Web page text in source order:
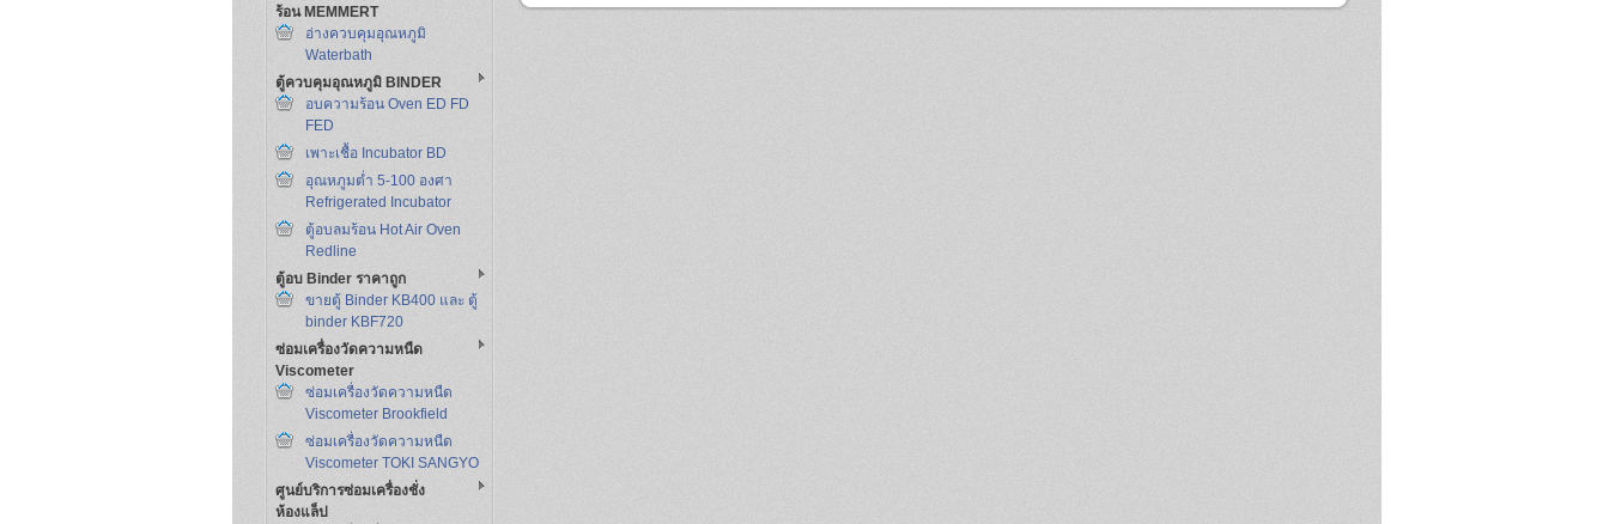
ร้อน MEMMERT
อ่างควบคุมอุณหภูมิ
Waterbath
ตู้ควบคุมอุณหภูมิ BINDER
อบความร้อน Oven ED FD
FED
เพาะเชื้อ Incubator BD
อุณหภูมต่ำ 5-100 องศา
Refrigerated Incubator
ตู้อบลมร้อน Hot Air Oven
Redline
ตู้อบ Binder ราคาถูก
ขายตู้ Binder KB400 และ ตู้
binder KBF720
ซ่อมเครื่องวัดความหนืด
Viscometer
ซ่อมเครื่องวัดความหนืด
Viscometer Brookfield
ซ่อมเครื่องวัดความหนืด
Viscometer TOKI SANGYO
ศูนย์บริการซ่อมเครื่องชั่ง
ห้องแล็ป